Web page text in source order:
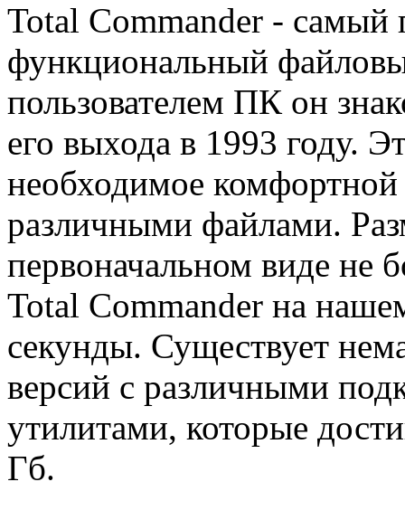
Total Commander - самый
функциональный
пользователем ПК он
его выхода в 1993 году.
необходимое
различными файлами.
первоначальном виде не
Total Commander на
секунды. Существует
версий с различными
утилитами, которые
Гб.